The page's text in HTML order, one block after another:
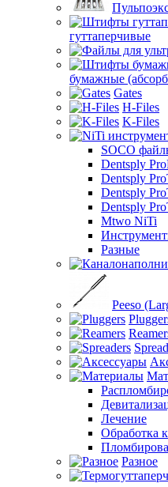
гуттаперчивые
бумажные
Gates
H-Files
K-Files
SOCO
Dentsply
Dentsply
Dentsply
Dentsply
Mtwo NiTi
Разные
Peeso
Лечение
Обработка
Разное